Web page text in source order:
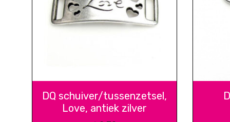
DQ schuiver/tussenzetsel,
Love, antiek zilver